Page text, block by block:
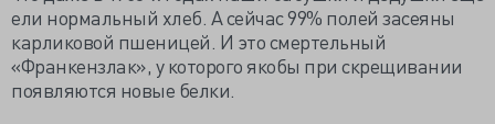
ели нормальный хлеб. А сейчас 99% полей засеяны
карликовой пшеницей. И это смертельный
«Франкензлак», у которого якобы при скрещивании
появляются новые белки.